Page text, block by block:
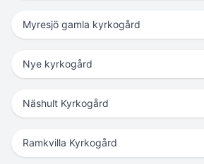
Myresjö gamla kyrkogård
Nye kyrkogård
Näshult Kyrkogård
Ramkvilla Kyrkogård